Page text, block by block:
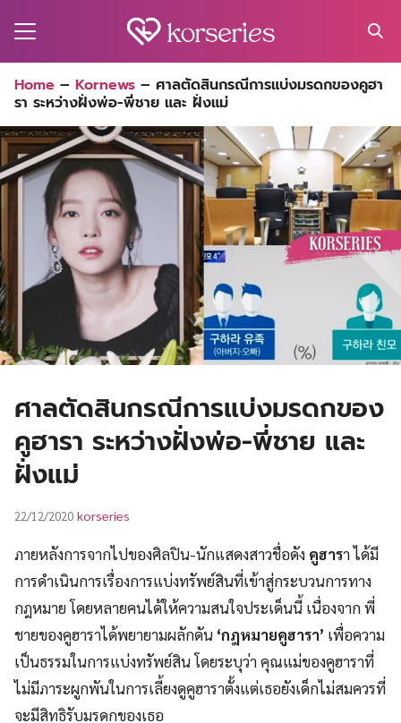
for:
Home – Kornews – ศาลตัดสินกรณีการแบ่งมรดกของคูฮา
รา ระหว่างฝั่งพ่อ-พี่ชาย และ ฝั่งแม่
ศาลตัดสินกรณีการแบ่งมรดกของ
คูฮารา ระหว่างฝั่งพ่อ-พี่ชาย และ
ฝั่งแม่
22/12/2020 korseries
ภายหลังการจากไปของศิลปิน-นักแสดงสาวชื่อดัง คูฮารา ได้มี
การดำเนินการเรื่องการแบ่งทรัพย์สินที่เข้าสู่กระบวนการทาง
กฎหมาย โดยหลายคนได้ให้ความสนใจประเด็นนี้ เนื่องจาก พี่
ชายของคูฮาราได้พยายามผลักดัน ‘กฎหมายคูฮารา’ เพื่อความ
เป็นธรรมในการแบ่งทรัพย์สิน โดยระบุว่า คุณแม่ของคูฮาราที่
ไม่มีภาระผูกพันในการเลี้ยงดูคูฮาราตั้งแต่เธอยังเด็กไม่สมควรที่
จะมีสิทธิรับมรดกของเธอ